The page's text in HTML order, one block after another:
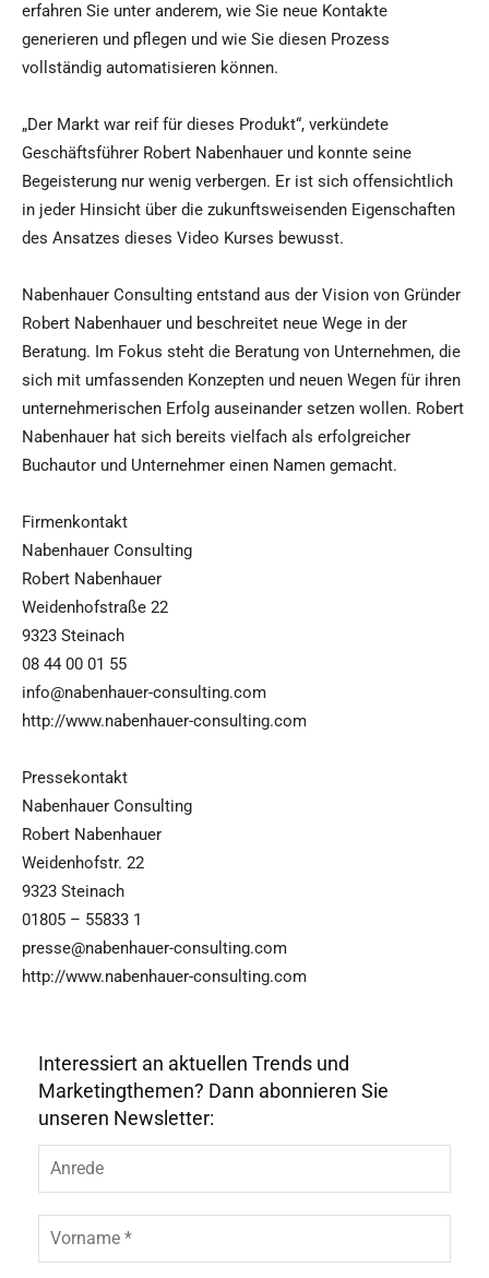
erfahren Sie unter anderem, wie Sie neue Kontakte
generieren und pflegen und wie Sie diesen Prozess
vollständig automatisieren können.
„Der Markt war reif für dieses Produkt“, verkündete
Geschäftsführer Robert Nabenhauer und konnte seine
Begeisterung nur wenig verbergen. Er ist sich offensichtlich
in jeder Hinsicht über die zukunftsweisenden Eigenschaften
des Ansatzes dieses Video Kurses bewusst.
Nabenhauer Consulting entstand aus der Vision von Gründer
Robert Nabenhauer und beschreitet neue Wege in der
Beratung. Im Fokus steht die Beratung von Unternehmen, die
sich mit umfassenden Konzepten und neuen Wegen für ihren
unternehmerischen Erfolg auseinander setzen wollen. Robert
Nabenhauer hat sich bereits vielfach als erfolgreicher
Buchautor und Unternehmer einen Namen gemacht.
Firmenkontakt
Nabenhauer Consulting
Robert Nabenhauer
Weidenhofstraße 22
9323 Steinach
08 44 00 01 55
info@nabenhauer-consulting.com
http://www.nabenhauer-consulting.com
Pressekontakt
Nabenhauer Consulting
Robert Nabenhauer
Weidenhofstr. 22
9323 Steinach
01805 – 55833 1
presse@nabenhauer-consulting.com
http://www.nabenhauer-consulting.com
Interessiert an aktuellen Trends und
Marketingthemen? Dann abonnieren Sie
unseren Newsletter: